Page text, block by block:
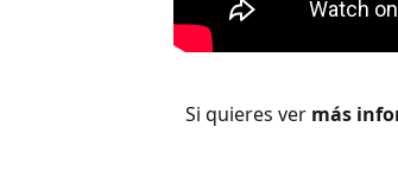
Si quieres ver más